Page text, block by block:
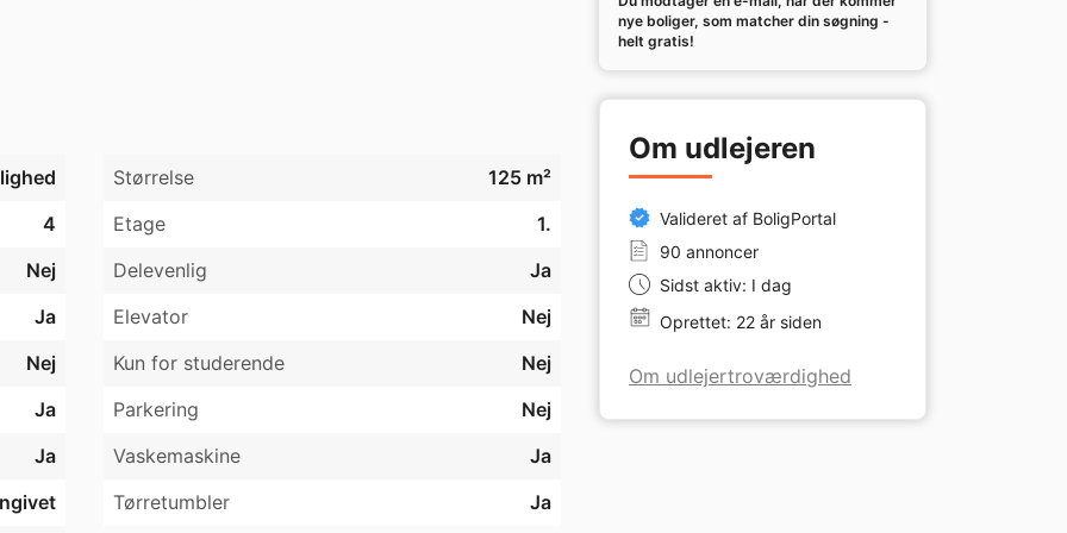
til Stue.
4 km fra Universitet, 1 km til banegården, meget tæt på
Størrelse
125 m²
4 Etage
1.
Nej Delevenlig
Ja
Ja Elevator
Nej
Nej Kun for studerende
Nej
Ja Parkering
Nej
Ja Vaskemaskine
Ja
Tørretumbler
Ja
nye boliger, som matcher din søgning -
helt gratis!
Om udlejeren
Valideret af BoligPortal
90 annoncer
Sidst aktiv: I dag
Oprettet: 22 år siden
Om udlejertroværdighed